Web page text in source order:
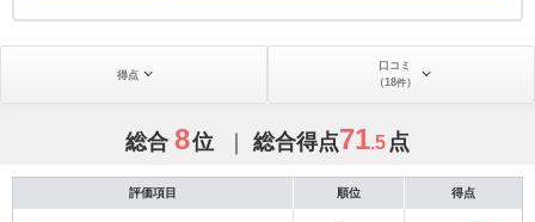
得点
口コミ
（18件）
総合 8位 総合得点71.5 点
評価項目 順位 得点